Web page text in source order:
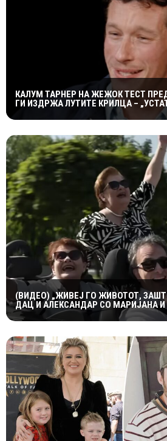
КАЛУМ ТАРНЕР НА ЖЕЖОК ТЕСТ
ГИ ИЗДРЖА ЛУТИТЕ КРИЛЦА –
(ВИДЕО) „ЖИВЕЈ ГО ЖИВОТОТ,
ДАЦ И АЛЕКСАНДАР СО МАРИЈАНА И
ПРЕТСТАВИЈА „ЗАСЕКОГАШ МЛАДИ“